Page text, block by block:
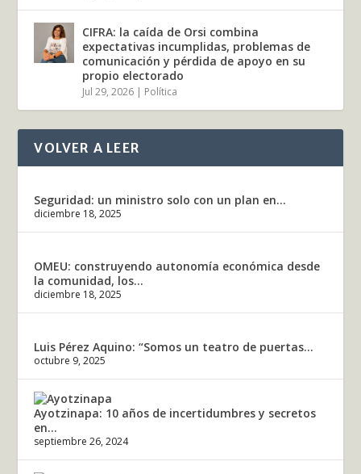
CIFRA: la caída de Orsi combina
expectativas incumplidas, problemas de
comunicación y pérdida de apoyo en su
propio electorado
Jul 29, 2026 Política
VOLVER A LEER
Seguridad: un ministro solo con un plan en...
diciembre 18, 2025
OMEU: construyendo autonomía económica desde
la comunidad, los...
diciembre 18, 2025
Luis Pérez Aquino: “Somos un teatro de puertas...
octubre 9, 2025
Ayotzinapa: 10 años de incertidumbres y secretos
en...
septiembre 26, 2024